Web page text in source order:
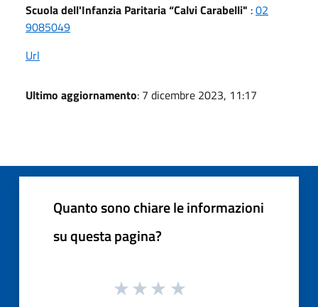
Scuola dell'Infanzia Paritaria “Calvi Carabelli" :02
9085049
Url
Ultimo aggiornamento: 7 dicembre 2023, 11:17
Quanto sono chiare le informazioni
su questa pagina?